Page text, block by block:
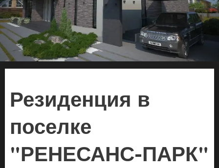
Резиденция в
поселке
"РЕНЕСАНС-ПАРК"